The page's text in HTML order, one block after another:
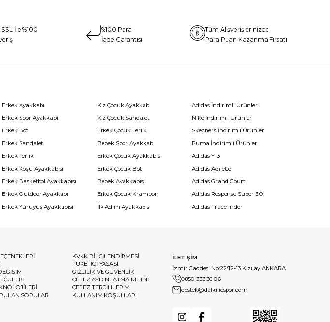
İle %100
%100 Para
İade Garantisi
Tüm Alışverişlerinizde
Para Puan Kazanma Fırsatı
Erkek Ayakkabı
Erkek Spor Ayakkabı
Erkek Bot
Erkek Sandalet
Erkek Terlik
Erkek Koşu Ayakkabısı
Erkek Basketbol Ayakkabısı
Erkek Outdoor Ayakkabı
Erkek Yürüyüş Ayakkabısı
Kız Çocuk Ayakkabı
Kız Çocuk Sandalet
Erkek Çocuk Terlik
Bebek Spor Ayakkabı
Erkek Çocuk Ayakkabısı
Erkek Çocuk Bot
Bebek Ayakkabısı
Erkek Çocuk Krampon
İlk Adım Ayakkabısı
Adidas İndirimli Ürünler
Nike İndirimli Ürünler
Skechers İndirimli Ürünler
Puma İndirimli Ürünler
Adidas Y-3
Adidas Adilette
Adidas Grand Court
Adidas Response Super 3.0
Adidas Tracefinder
SORULAR
KVKK BİLGİLENDİRMESİ
TÜKETİCİ YASASI
GİZLİLİK VE GÜVENLİK
ÇEREZ AYDINLATMA METNİ
ÇEREZ TERCİHLERİM
KULLANIM KOŞULLARI
İLETİŞİM
İzmir Caddesi No:22/12-13 Kızılay ANKARA
0850 333 36 06
destek@dalkilicspor.com